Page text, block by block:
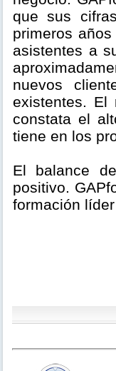
que sus
primeros
asistentes a
nuevos
existentes.
constata el
tiene en los
El balance
positivo.
formación